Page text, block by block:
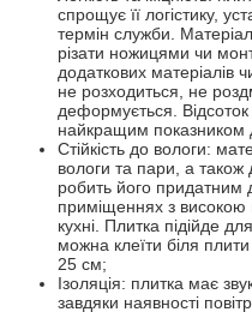
спрощує її логістику,
термін служби.
різати ножицями чи
додаткових матеріалів
не розходиться, не
деформується.
найкращим показником
Стійкість до вологи:
вологи та пари, а
робить його придатним
приміщеннях з високою
кухні. Плитка підійде
можна клеїти біля
25 см;
Ізоляція: плитка має
завдяки наявності